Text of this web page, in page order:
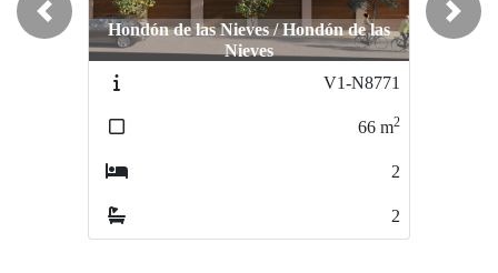
Hondón de las Nieves / Hondón de las
Nieves
V1-N8771
66 m2
2
2
Previous Next